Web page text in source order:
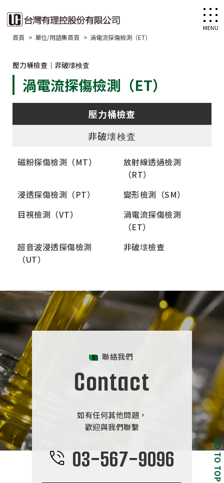
首頁 單位/用語集首頁 渦電流探傷檢測（ET）
壓力桶檢查｜非破壊検査
渦電流探傷檢測（ET）
壓力桶檢查
非破壊検査
磁粉探傷檢測（MT）
放射線透過檢測
（RT）
浸透探傷檢測（PT）
變形檢測（SM）
目視檢測（VT）
渦電流探傷檢測
（ET）
超音波浸透探傷檢測
（UT）
非破壊檢查
聯絡我們
Contact
如有任何其他問題，
歡迎與我們聯繫
03-567-9096 GO TO TOP